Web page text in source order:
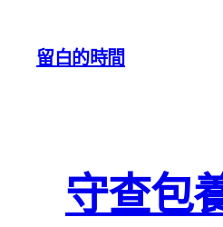
留白的時間
守查包